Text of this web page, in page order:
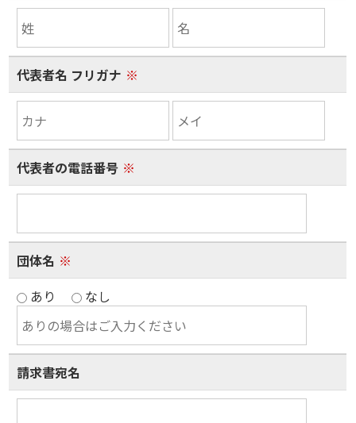
代表者名 フリガナ ※
代表者の電話番号 ※
団体名 ※
あり
なし
請求書宛名